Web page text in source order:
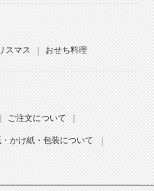
スマス おせち料理
ご注文について
かけ紙・包装について